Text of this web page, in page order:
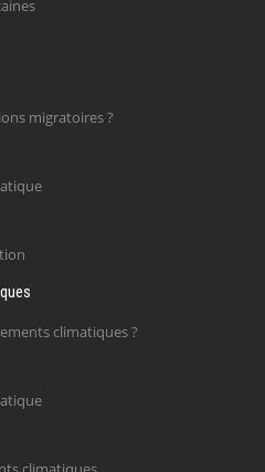
migratoires ?
climatiques ?